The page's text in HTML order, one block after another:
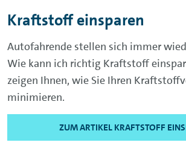
Kraftstoff einsparen
Autofahrende stellen sich immer
Wie kann ich richtig Kraftstoff
zeigen Ihnen, wie Sie Ihren
minimieren.
ZUM ARTIKEL KRAFTSTOFF